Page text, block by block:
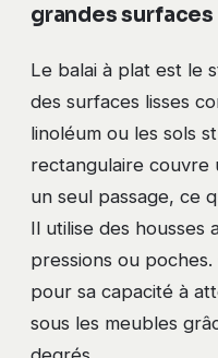
grandes surfaces
Le balai à plat est le
des surfaces lisses
linoléum ou les sols
rectangulaire couvre
un seul passage, ce
Il utilise des housses
pressions ou
pour sa capacité à
sous les meubles